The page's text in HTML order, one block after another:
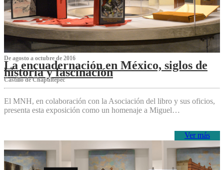
De agosto a octubre de 2016
La encuadernación en México, siglos de
historia y fascinación
Castillo de Chapultepec
El MNH, en colaboración con la Asociación del libro y sus oficios,
presenta esta exposición como un homenaje a Miguel…
Ver más